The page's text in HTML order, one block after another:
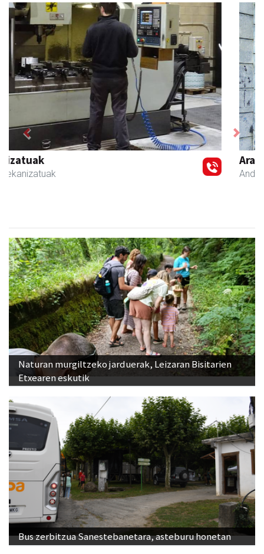
Aranburu aholkularitza
Andoain - Aholkularitza
Previous Next
Naturan murgiltzeko jarduerak, Leizaran Bisitarien
Etxearen eskutik
Bus zerbitzua Sanestebanetara, asteburu honetan